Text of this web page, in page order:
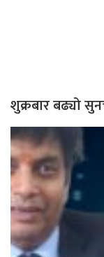
शुक्रबार बढ्यो